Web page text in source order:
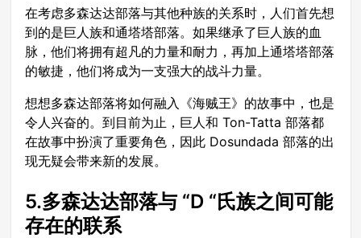
在考虑多森达达部落与其他种族的关系时，人们首先想
到的是巨人族和通塔塔部落。如果继承了巨人族的血
脉，他们将拥有超凡的力量和耐力，再加上通塔塔部落
的敏捷，他们将成为一支强大的战斗力量。
想想多森达部落将如何融入《海贼王》的故事中，也是
令人兴奋的。到目前为止，巨人和 Ton-Tatta 部落都
在故事中扮演了重要角色，因此 Dosundada 部落的出
现无疑会带来新的发展。
5.多森达达部落与 “D “氏族之间可能
存在的联系